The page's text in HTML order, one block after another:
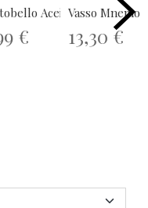
100mlAceite Barba 30mL
€
Vasso
13,30 €